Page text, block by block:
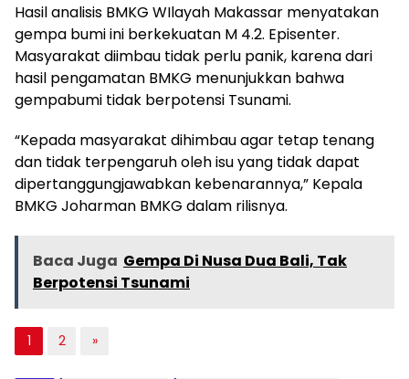
Hasil analisis BMKG WIlayah Makassar menyatakan
gempa bumi ini berkekuatan M 4.2. Episenter.
Masyarakat diimbau tidak perlu panik, karena dari
hasil pengamatan BMKG menunjukkan bahwa
gempabumi tidak berpotensi Tsunami.
“Kepada masyarakat dihimbau agar tetap tenang
dan tidak terpengaruh oleh isu yang tidak dapat
dipertanggungjawabkan kebenarannya,” Kepala
BMKG Joharman BMKG dalam rilisnya.
Baca Juga Gempa Di Nusa Dua Bali, Tak
Berpotensi Tsunami
1 2 »